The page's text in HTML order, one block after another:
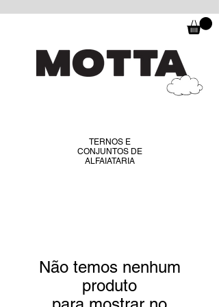
TERNOS E
CONJUNTOS DE
ALFAIATARIA
Não temos nenhum
produto